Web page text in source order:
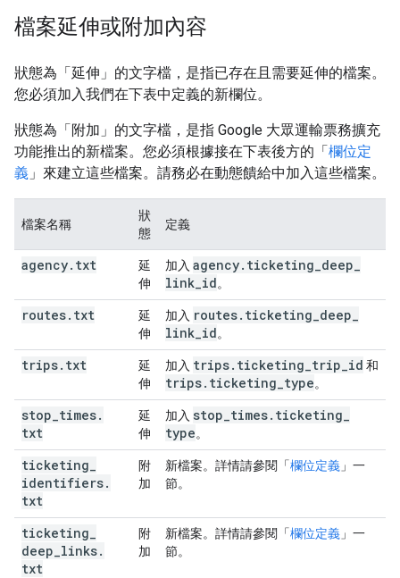
檔案延伸或附加內容
狀態為「延伸」 的文字檔，是指已存在且需要延伸的檔案。
您必須加入我們在下表中定義的新欄位。
狀態為「附加」 的文字檔，是指 Google 大眾運輸票務擴充
功能推出的新檔案。您必須根據接在下表後方的「欄位定
義 」來建立這些檔案。請務必在動態饋給中加入這些檔案。
檔案名稱
狀
態
定義
agency. txt
延
伸
加入 agency. ticketing deep
link id。
routes. txt
延
伸
加入 routes. ticketing deep
link id。
trips. txt
延
伸
加入 trips. ticketing trip id 和
trips. ticketing type。
stop times.
txt
延
伸
加入 stop times. ticketing
type。
ticketing
identifiers.
txt
附
加
新檔案。詳情請參閱「欄位定義 」一
節。
ticketing
deep links.
txt
附
加
新檔案。詳情請參閱「欄位定義 」一
節。